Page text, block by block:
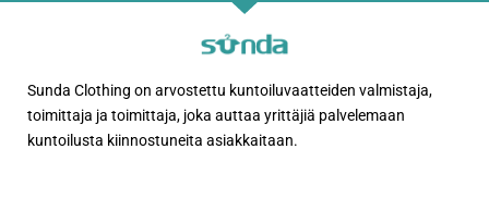
Sunda Clothing on arvostettu kuntoiluvaatteiden valmistaja,
toimittaja ja toimittaja, joka auttaa yrittäjiä palvelemaan
kuntoilusta kiinnostuneita asiakkaitaan.